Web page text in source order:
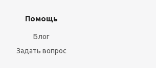
Помощь
Блог
Задать вопрос